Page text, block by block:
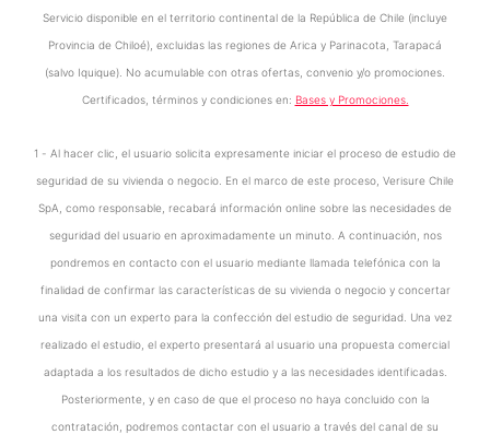
Servicio disponible en el territorio continental de la República de Chile (incluye
Provincia de Chiloé), excluidas las regiones de Arica y Parinacota, Tarapacá
(salvo Iquique). No acumulable con otras ofertas, convenio y/o promociones.
Certificados, términos y condiciones en: Bases y Promociones.
1 - Al hacer clic, el usuario solicita expresamente iniciar el proceso de estudio de
seguridad de su vivienda o negocio. En el marco de este proceso, Verisure Chile
SpA, como responsable, recabará información online sobre las necesidades de
seguridad del usuario en aproximadamente un minuto. A continuación, nos
pondremos en contacto con el usuario mediante llamada telefónica con la
finalidad de confirmar las características de su vivienda o negocio y concertar
una visita con un experto para la confección del estudio de seguridad. Una vez
realizado el estudio, el experto presentará al usuario una propuesta comercial
adaptada a los resultados de dicho estudio y a las necesidades identificadas.
Posteriormente, y en caso de que el proceso no haya concluido con la
contratación, podremos contactar con el usuario a través del canal de su